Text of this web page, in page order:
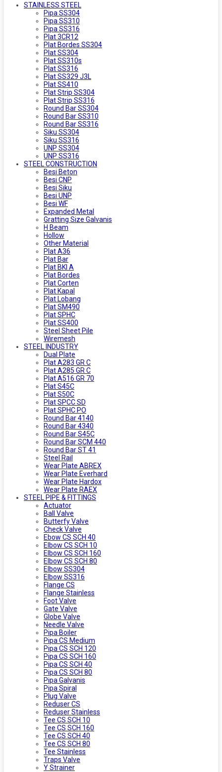
STAINLESS STEEL
Pipa SS304
Pipa SS310
Pipa SS316
Plat 3CR12
Plat Bordes SS304
Plat SS304
Plat SS310s
Plat SS316
Plat SS329 J3L
Plat SS410
Plat Strip SS304
Plat Strip SS316
Round Bar SS304
Round Bar SS310
Round Bar SS316
Siku SS304
Siku SS316
UNP SS304
UNP SS316
STEEL CONSTRUCTION
Besi Beton
Besi CNP
Besi Siku
Besi UNP
Besi WF
Expanded Metal
Gratting Size Galvanis
H Beam
Hollow
Other Material
Plat A36
Plat Bar
Plat BKI A
Plat Bordes
Plat Corten
Plat Kapal
Plat Lobang
Plat SM490
Plat SPHC
Plat SS400
Steel Sheet Pile
Wiremesh
STEEL INDUSTRY
Dual Plate
Plat A283 GR C
Plat A285 GR C
Plat A516 GR 70
Plat S45C
Plat S50C
Plat SPCC SD
Plat SPHC PO
Round Bar 4140
Round Bar 4340
Round Bar S45C
Round Bar SCM 440
Round Bar ST 41
Steel Rail
Wear Plate ABREX
Wear Plate Everhard
Wear Plate Hardox
Wear Plate RAEX
STEEL PIPE & FITTINGS
Actuator
Ball Valve
Butterfy Valve
Check Valve
Ebow CS SCH 40
Elbow CS SCH 10
Elbow CS SCH 160
Elbow CS SCH 80
Elbow SS304
Elbow SS316
Flange CS
Flange Stainless
Foot Valve
Gate Valve
Globe Valve
Needle Valve
Pipa Boiler
Pipa CS Medium
Pipa CS SCH 120
Pipa CS SCH 160
Pipa CS SCH 40
Pipa CS SCH 80
Pipa Galvanis
Pipa Spiral
Plug Valve
Reduser CS
Reduser Stainless
Tee CS SCH 10
Tee CS SCH 160
Tee CS SCH 40
Tee CS SCH 80
Tee Stainless
Traps Valve
Y Strainer